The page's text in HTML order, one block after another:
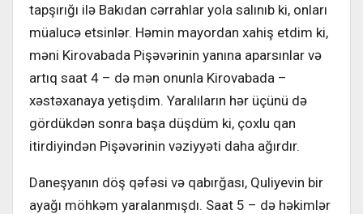
tapşırığı ilə Bakıdan cərrahlar yola salınıb ki, onları
müalucə etsinlər. Həmin mayordan xahiş etdim ki,
məni Kirovabada Pişəvərinin yanına aparsınlar və
artıq saat 4 – də mən onunla Kirovabada –
xəstəxanaya yetişdim. Yaralıların hər üçünü də
gördükdən sonra başa düşdüm ki, çoxlu qan
itirdiyindən Pişəvərinin vəziyyəti daha ağırdır.
Daneşyanın döş qəfəsi və qabırğası, Quliyevin bir
ayağı möhkəm yaralanmışdı. Saat 5 – də həkimlər